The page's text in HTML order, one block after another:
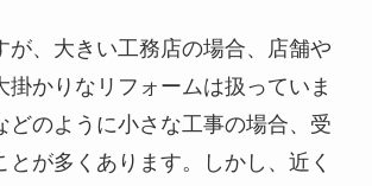
が、大きい工務店の場合、店舗や
掛かりなリフォームは扱っていま
どのように小さな工事の場合、受
とが多くあります。しかし、近く